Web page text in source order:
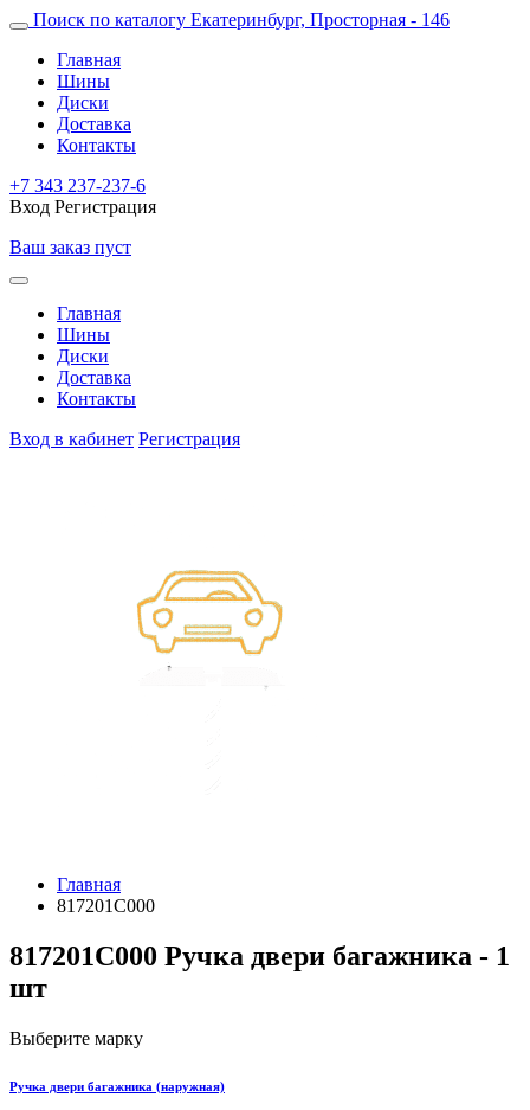
Поиск по каталогу Екатеринбург, Просторная - 146
Главная
Шины
Диски
Доставка
Контакты
+7 343 237-237-6
Вход Регистрация
Ваш заказ пуст
Главная
Шины
Диски
Доставка
Контакты
Вход в кабинет Регистрация
Главная
817201C000
817201C000 Ручка двери багажника - 1
шт
Выберите марку
Ручка двери багажника (наружная)